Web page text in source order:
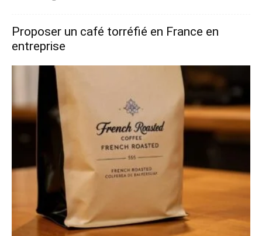
Proposer un café torréfié en France en
entreprise